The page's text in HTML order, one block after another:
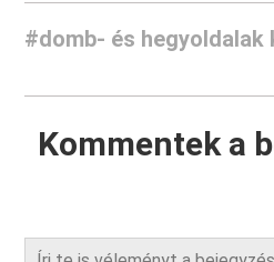
#domb- és hegyoldalak
Kommentek a